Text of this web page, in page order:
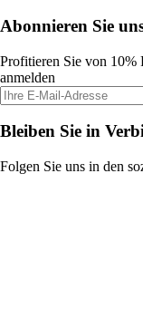
Abonnieren Sie
Profitieren Sie von 10%
anmelden
Bleiben Sie in
Folgen Sie uns in den